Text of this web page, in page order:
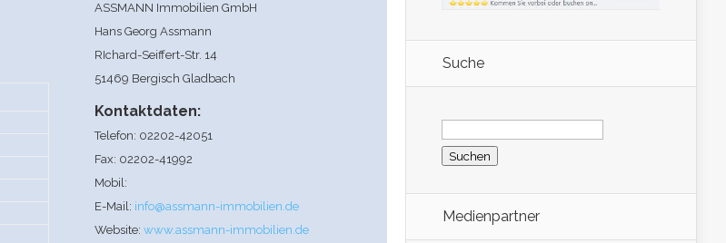
ASSMANN Immobilien GmbH
Hans Georg Assmann
RIchard-Seiffert-Str. 14
51469 Bergisch Gladbach
Kontaktdaten:
Telefon: 02202-42051
Fax: 02202-41992
Mobil:
E-Mail: info@assmann-immobilien.de
Website:www.assmann-immobilien.de
Suche
Suchen
Medienpartner